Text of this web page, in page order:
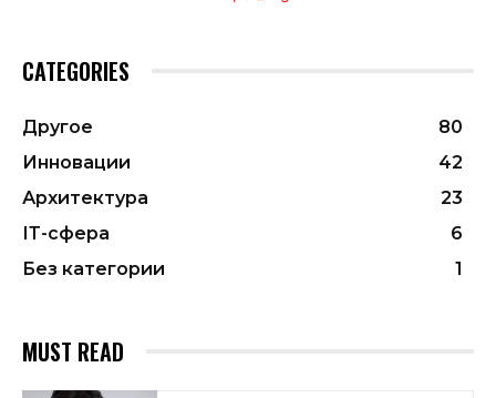
CATEGORIES
Другое
80
Инновации
42
Архитектура
23
ІТ-сфера
6
Без категории
1
MUST READ